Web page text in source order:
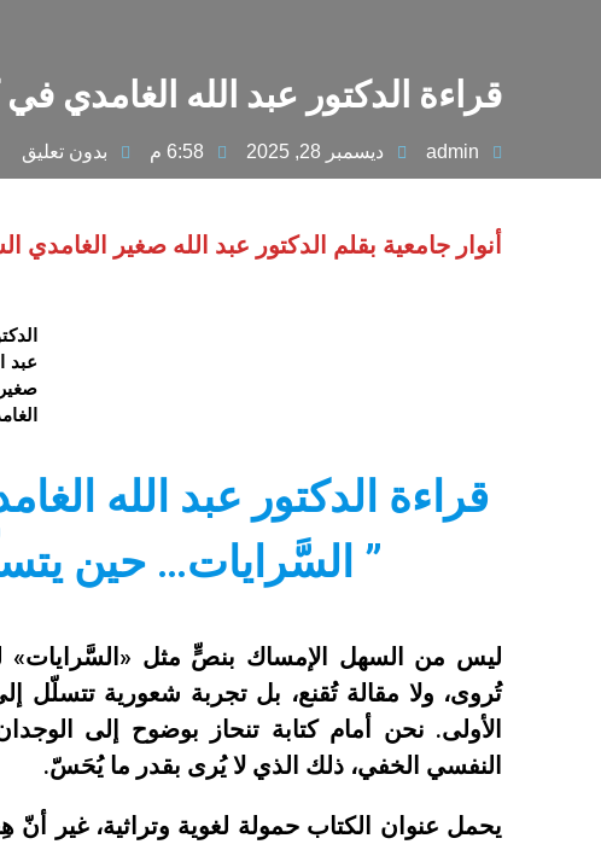
قراءة الدكتور عبد الله
admin ديسمبر 28, 2025 6:58 م بدون تعليق
أنوار جامعية بقلم الدكتور عبد الله صغير الغامدي
عبد
صغير
قراءة الدكتور عبد الله
” السَّرايات… حين
ليس من السهل الإمساك بنصٍّ مثل
تُروى، ولا مقالة تُقنع، بل تجربة شعورية تتسلّل
الأولى. نحن أمام كتابة تنحاز بوضوح إلى
النفسي الخفي، ذلك الذي لا يُرى بقدر ما يُحَسّ.
يحمل عنوان الكتاب حمولة لغوية وتراثية، غير